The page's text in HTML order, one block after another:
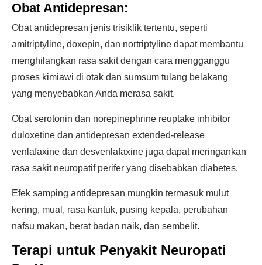
Obat Antidepresan:
Obat antidepresan jenis trisiklik tertentu, seperti
amitriptyline, doxepin, dan nortriptyline dapat membantu
menghilangkan rasa sakit dengan cara mengganggu
proses kimiawi di otak dan sumsum tulang belakang
yang menyebabkan Anda merasa sakit.
Obat serotonin dan norepinephrine reuptake inhibitor
duloxetine dan antidepresan extended-release
venlafaxine dan desvenlafaxine juga dapat meringankan
rasa sakit neuropatif perifer yang disebabkan diabetes.
Efek samping antidepresan mungkin termasuk mulut
kering, mual, rasa kantuk, pusing kepala, perubahan
nafsu makan, berat badan naik, dan sembelit.
Terapi untuk Penyakit Neuropati